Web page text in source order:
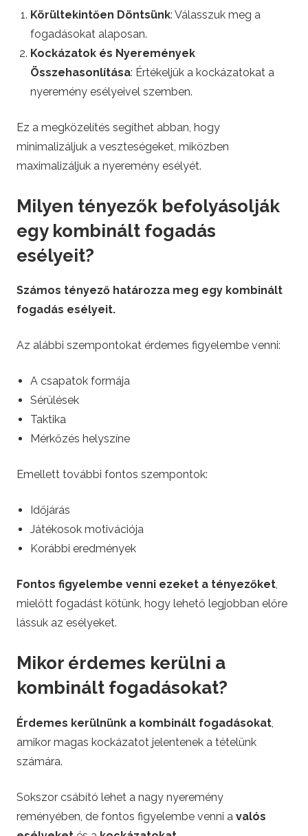
Körültekintően Döntsünk: Válasszuk meg a
fogadásokat alaposan.
Kockázatok és Nyeremények
Összehasonlítása: Értékeljük a kockázatokat a
nyeremény esélyeivel szemben.
Ez a megközelítés segíthet abban, hogy
minimalizáljuk a veszteségeket, miközben
maximalizáljuk a nyeremény esélyét.
Milyen tényezők befolyásolják
egy kombinált fogadás
esélyeit?
Számos tényező határozza meg egy kombinált
fogadás esélyeit.
Az alábbi szempontokat érdemes figyelembe venni:
A csapatok formája
Sérülések
Taktika
Mérkőzés helyszíne
Emellett további fontos szempontok:
Időjárás
Játékosok motivációja
Korábbi eredmények
Fontos figyelembe venni ezeket a tényezőket,
mielőtt fogadást kötünk, hogy lehető legjobban előre
lássuk az esélyeket.
Mikor érdemes kerülni a
kombinált fogadásokat?
Érdemes kerülnünk a kombinált fogadásokat
amikor magas kockázatot jelentenek a tételünk
számára.
Sokszor csábító lehet a nagy nyeremény
reményében, de fontos figyelembe venni a valós